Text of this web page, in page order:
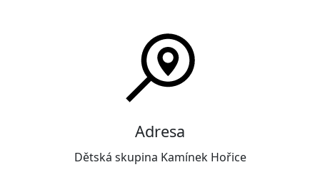
Adresa
Dětská skupina Kamínek Hořice